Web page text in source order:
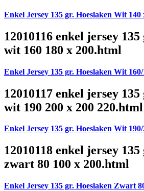
Enkel Jersey 135 gr. Hoeslaken Wit 140
12010116 enkel jersey
wit 160 180 x 200.html
Enkel Jersey 135 gr. Hoeslaken Wit
12010117 enkel jersey
wit 190 200 x 200 220.html
Enkel Jersey 135 gr. Hoeslaken Wit
12010118 enkel jersey
zwart 80 100 x 200.html
Enkel Jersey 135 gr. Hoeslaken Zwart